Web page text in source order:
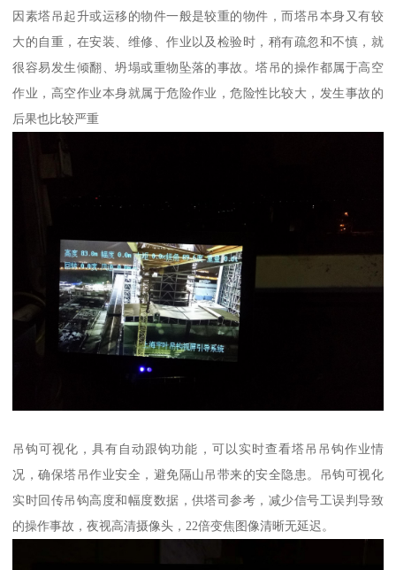
因素塔吊起升或运移的物件一般是较重的物件，而塔吊本身又有较
大的自重，在安装、维修、作业以及检验时，稍有疏忽和不慎，就
很容易发生倾翻、坍塌或重物坠落的事故。塔吊的操作都属于高空
作业，高空作业本身就属于危险作业，危险性比较大，发生事故的
后果也比较严重
吊钩可视化，具有自动跟钩功能，可以实时查看塔吊吊钩作业情
况，确保塔吊作业安全，避免隔山吊带来的安全隐患。吊钩可视化
实时回传吊钩高度和幅度数据，供塔司参考，减少信号工误判导致
的操作事故，夜视高清摄像头，22倍变焦图像清晰无延迟。